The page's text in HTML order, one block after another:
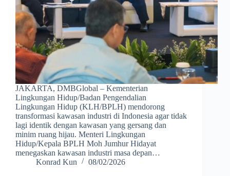
JAKARTA, DMBGlobal – Kementerian
Lingkungan Hidup/Badan Pengendalian
Lingkungan Hidup (KLH/BPLH) mendorong
transformasi kawasan industri di Indonesia agar tidak
lagi identik dengan kawasan yang gersang dan
minim ruang hijau. Menteri Lingkungan
Hidup/Kepala BPLH Moh Jumhur Hidayat
menegaskan kawasan industri masa depan…
Konrad Kun
08/02/2026